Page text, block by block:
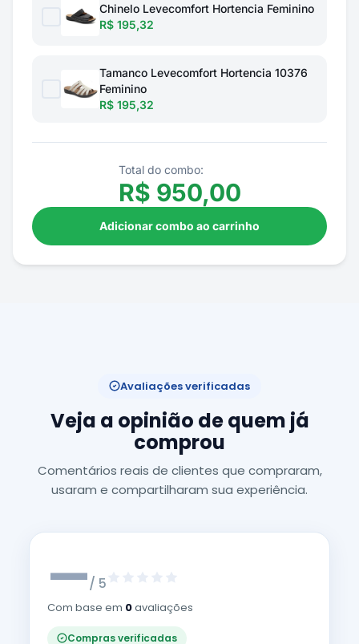
Chinelo Levecomfort Hortencia Feminino
R$ 195,32
Tamanco Levecomfort Hortencia 10376
Feminino
R$ 195,32
Total do combo:
R$ 950,00
Adicionar combo ao carrinho
Avaliações verificadas
Veja a opinião de quem já
comprou
Comentários reais de clientes que compraram,
usaram e compartilharam sua experiência.
—/ 5
Com base em 0avaliações
Compras verificadas